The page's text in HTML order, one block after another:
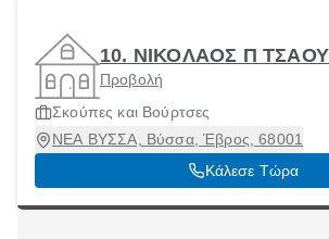
10. ΝΙΚΟΛΑΟΣ Π
Προβολή
Σκούπες και Βούρτσες
ΝΕΑ ΒΥΣΣΑ, Βύσσα, Έβρος, 68001
Κάλεσε Τώρα